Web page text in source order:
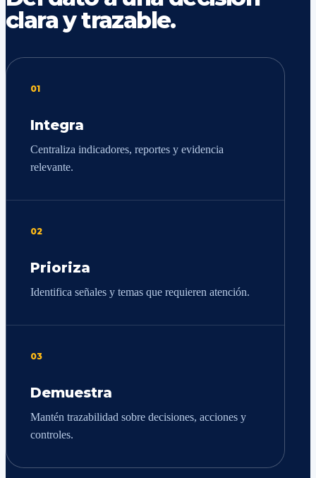
clara y trazable.
01
Integra
Centraliza indicadores, reportes y evidencia
relevante.
02
Prioriza
Identifica señales y temas que requieren atención.
03
Demuestra
Mantén trazabilidad sobre decisiones, acciones y
controles.